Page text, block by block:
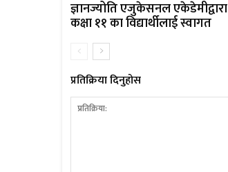
ज्ञानज्योति एजुकेसनल एकेडेमीद्वारा
कक्षा ११ का विद्यार्थीलाई स्वागत
प्रतिक्रिया दिनुहोस